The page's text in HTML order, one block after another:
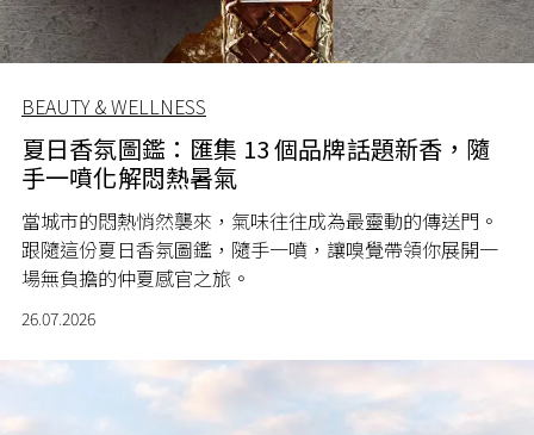
BEAUTY & WELLNESS
夏日香氛圖鑑：匯集 13 個品牌話題新香，隨
手一噴化解悶熱暑氣
當城市的悶熱悄然襲來，氣味往往成為最靈動的傳送門。
跟隨這份夏日香氛圖鑑，隨手一噴，讓嗅覺帶領你展開一
場無負擔的仲夏感官之旅。
26.07.2026